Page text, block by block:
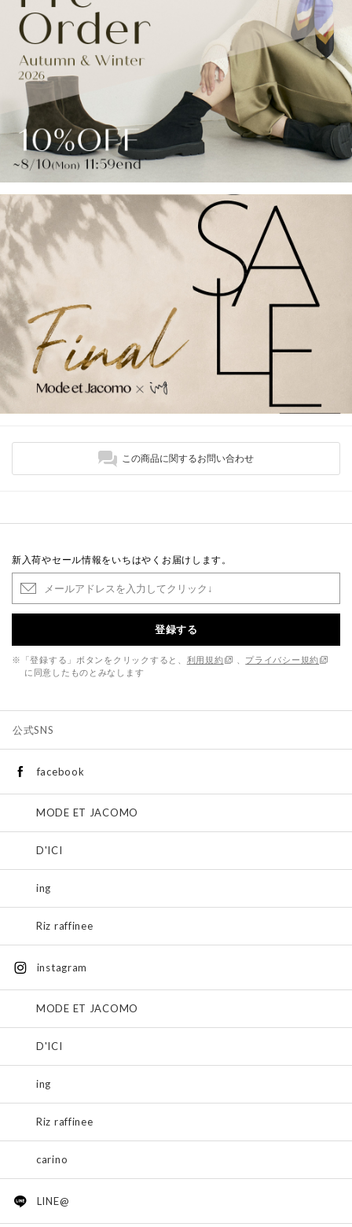
この商品に関するお問い合わせ
新入荷やセール情報をいちはやくお届けします。
登録する
※「登録する」ボタンをクリックすると、 利用規約
プライバシー規約
に同意したものとみなします
公式SNS
facebook
MODE ET JACOMO
D'ICI
ing
Riz raffinee
instagram
MODE ET JACOMO
D'ICI
ing
Riz raffinee
carino
LINE@